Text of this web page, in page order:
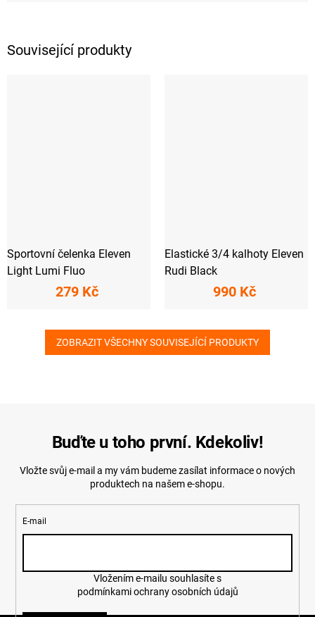
Související produkty
Sportovní čelenka Eleven
Light Lumi Fluo
279 Kč
Elastické 3/4 kalhoty Eleven
Rudi Black
990 Kč
ZOBRAZIT VŠECHNY SOUVISEJÍCÍ PRODUKTY
Buďte u toho první. Kdekoliv!
Vložte svůj e-mail a my vám budeme zasílat informace o nových
produktech na našem e-shopu.
E-mail
podmínkami ochrany osobních údajů